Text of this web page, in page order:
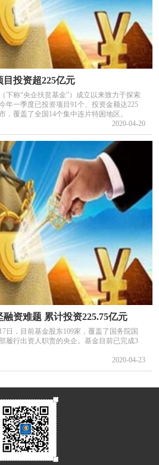
投资超225亿元
下称“央企扶贫基金”）成立以来致力于探索
年一季度已投资项目91个、投资金额达225
，覆盖了全国14个集中连片特困地区。
2020-04-20
资难题 累计投资225.75亿元
日，目前基金股东109家，覆盖了国务院国
履行出资人职责的央企。基金目前已完成3
2020-04-23